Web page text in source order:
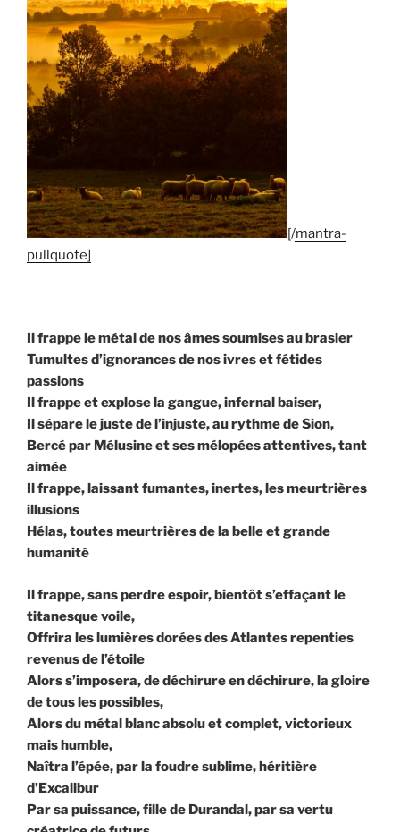
[/mantra-
pullquote]
Il frappe le métal de nos âmes soumises au brasier
Tumultes d’ignorances de nos ivres et fétides
passions
Il frappe et explose la gangue, infernal baiser,
Il sépare le juste de l’injuste, au rythme de Sion,
Bercé par Mélusine et ses mélopées attentives, tant
aimée
Il frappe, laissant fumantes, inertes, les meurtrières
illusions
Hélas, toutes meurtrières de la belle et grande
humanité
Il frappe, sans perdre espoir, bientôt s’effaçant le
titanesque voile,
Offrira les lumières dorées des Atlantes repenties
revenus de l’étoile
Alors s’imposera, de déchirure en déchirure, la gloire
de tous les possibles,
Alors du métal blanc absolu et complet, victorieux
mais humble,
Naîtra l’épée, par la foudre sublime, héritière
d’Excalibur
Par sa puissance, fille de Durandal, par sa vertu